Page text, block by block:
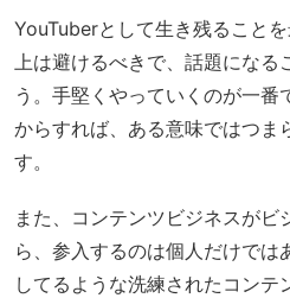
YouTuberとして生き残ること
上は避けるべきで、話題になる
う。手堅くやっていくのが一
からすれば、ある意味ではつま
す。
また、コンテンツビジネスがビ
ら、参入するのは個人だけでは
してるような洗練されたコン